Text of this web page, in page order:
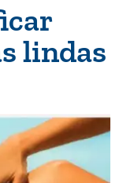
lindas